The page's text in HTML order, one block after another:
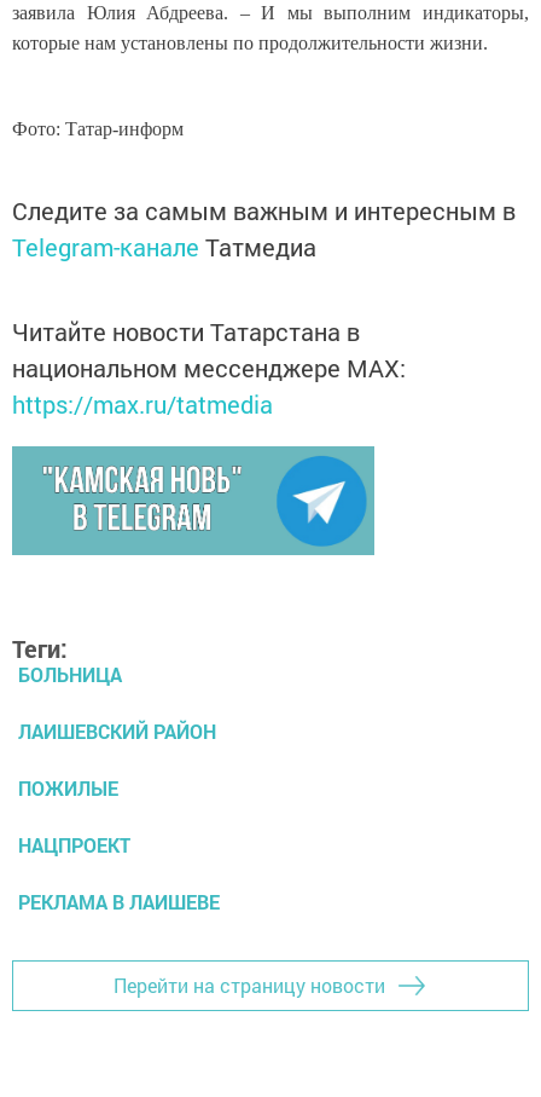
заявила Юлия Абдреева. – И мы выполним индикаторы,
которые нам установлены по продолжительности жизни.
Фото: Татар-информ
Следите за самым важным и интересным в
Telegram-канале Татмедиа
Читайте новости Татарстана в
национальном мессенджере MАХ:
https://max.ru/tatmedia
Теги:
БОЛЬНИЦА
ЛАИШЕВСКИЙ РАЙОН
ПОЖИЛЫЕ
НАЦПРОЕКТ
РЕКЛАМА В ЛАИШЕВЕ
Перейти на страницу новости